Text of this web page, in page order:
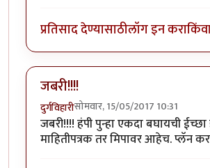
प्रतिसाद देण्यासाठीलॉग इन करा
जबरी!!!!
दुर्गविहारीसोमवार, 15/05/2017 10:31
जबरी!!!! हंपी पुन्हा एकदा बघायची
माहितीपत्रक तर मिपावर आहेच. प्लॅन